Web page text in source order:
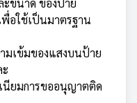
อใช้เป็นมาตรฐาน
ข้มของแสงบนป้าย
มการขออนุญาตติด